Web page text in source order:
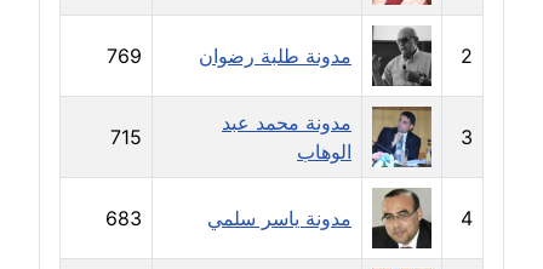
عاملة
مدونة حسن غريب
معلق
مدونة حسن محي الدين
متوفي
مدونة حسين العلي
2 مدونة طلبة رضوان 769
3
مدونة محمد عبد
الوهاب
715
4 مدونة ياسر سلمي 683